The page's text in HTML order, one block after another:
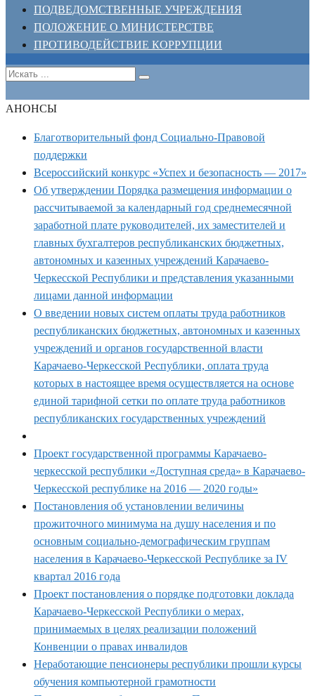
ПОДВЕДОМСТВЕННЫЕ УЧРЕЖДЕНИЯ
ПОЛОЖЕНИЕ О МИНИСТЕРСТВЕ
ПРОТИВОДЕЙСТВИЕ КОРРУПЦИИ
АНОНСЫ
Благотворительный фонд Социально-Правовой
поддержки
Всероссийский конкурс «Успех и безопасность — 2017»
Об утверждении Порядка размещения информации о
рассчитываемой за календарный год среднемесячной
заработной плате руководителей, их заместителей и
главных бухгалтеров республиканских бюджетных,
автономных и казенных учреждений Карачаево-
Черкесской Республики и представления указанными
лицами данной информации
О введении новых систем оплаты труда работников
республиканских бюджетных, автономных и казенных
учреждений и органов государственной власти
Карачаево-Черкесской Республики, оплата труда
которых в настоящее время осуществляется на основе
единой тарифной сетки по оплате труда работников
республиканских государственных учреждений
Проект государственной программы Карачаево-
черкесской республики «Доступная среда» в Карачаево-
Черкесской республике на 2016 — 2020 годы»
Постановления об установлении величины
прожиточного минимума на душу населения и по
основным социально-демографическим группам
населения в Карачаево-Черкесской Республике за IV
квартал 2016 года
Проект постановления о порядке подготовки доклада
Карачаево-Черкесской Республики о мерах,
принимаемых в целях реализации положений
Конвенции о правах инвалидов
Неработающие пенсионеры республики прошли курсы
обучения компьютерной грамотности